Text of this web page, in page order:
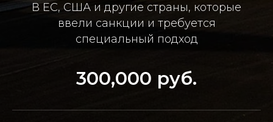
В ЕС, США и другие страны, которые
ввели санкции и требуется
специальный подход
300,000 руб.